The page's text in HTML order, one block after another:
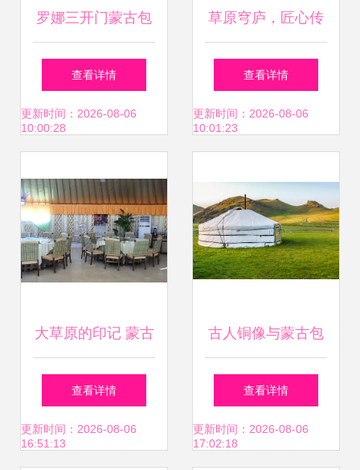
罗娜三开门蒙古包
蚊帐评测 夏日安睡
与风扇自由，1.8米
查看详情
更新时间：2026-08-06
10:00:28
草原穹庐，匠心传
承 锡林郭勒盟传统
蒙古包技艺在内蒙
查看详情
更新时间：2026-08-06
10:01:23
大草原的印记 蒙古
包绽放美丽河南
查看详情
更新时间：2026-08-06
16:51:13
古人铜像与蒙古包
融合 室内设计的别
样灵感
查看详情
更新时间：2026-08-06
17:02:18